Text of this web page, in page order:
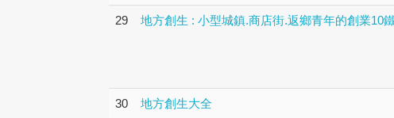
29 地方創生 : 小型城鎮.商店街.返鄉青年的創業10
30 地方創生大全